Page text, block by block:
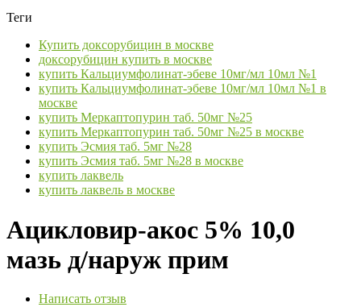
Теги
Купить доксорубицин в москве
доксорубицин купить в москве
купить Кальциумфолинат-эбеве 10мг/мл 10мл №1
купить Кальциумфолинат-эбеве 10мг/мл 10мл №1 в
москве
купить Меркаптопурин таб. 50мг №25
купить Меркаптопурин таб. 50мг №25 в москве
купить Эсмия таб. 5мг №28
купить Эсмия таб. 5мг №28 в москве
купить лаквель
купить лаквель в москве
Ацикловир-акос 5% 10,0
мазь д/наруж прим
Написать отзыв